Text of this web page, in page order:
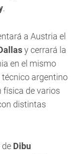
.
a Austria el
y cerrará la
en el mismo
argentino
de varios
distintas
de Dibu